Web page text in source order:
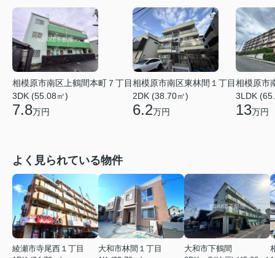
相模原市南区上鶴間本町７丁目
3DK (55.08㎡)
7.8万円
相模原市南区東林間１丁目
2DK (38.70㎡)
6.2万円
相模原市
3LDK
13万円
よく見られている物件
綾瀬市寺尾西１丁目
大和市林間１丁目
大和市下鶴間